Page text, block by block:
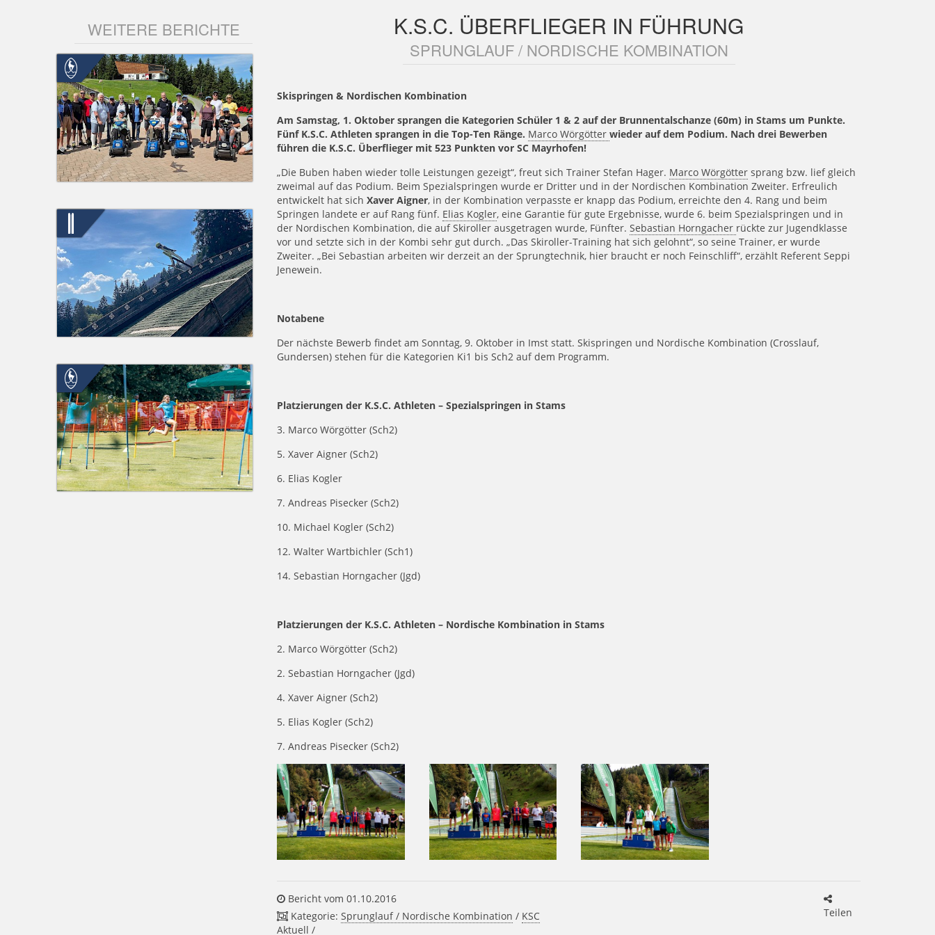
K.S.C. ÜBERFLIEGER IN FÜHRUNG
SPRUNGLAUF / NORDISCHE KOMBINATION
Skispringen & Nordischen Kombination
Am Samstag, 1. Oktober sprangen die Kategorien Schüler 1 & 2 auf der Brunnentalschanze (60m) in Stams um Punkte.
Fünf K.S.C. Athleten sprangen in die Top-Ten Ränge. Marco Wörgötterwieder auf dem Podium. Nach drei Bewerben
führen die K.S.C. Überflieger mit 523 Punkten vor SC Mayrhofen!
„Die Buben haben wieder tolle Leistungen gezeigt“, freut sich Trainer Stefan Hager. Marco Wörgötter sprang bzw. lief gleich
zweimal auf das Podium. Beim Spezialspringen wurde er Dritter und in der Nordischen Kombination Zweiter. Erfreulich
entwickelt hat sichXaver Aigner, in der Kombination verpasste er knapp das Podium, erreichte den 4. Rang und beim
Springen landete er auf Rang fünf. Elias Kogler, eine Garantie für gute Ergebnisse, wurde 6. beim Spezialspringen und in
der Nordischen Kombination, die auf Skiroller ausgetragen wurde, Fünfter.Sebastian Horngacher rückte zur Jugendklasse
vor und setzte sich in der Kombi sehr gut durch. „Das Skiroller-Training hat sich gelohnt“, so seine Trainer, er wurde
Zweiter. „Bei Sebastian arbeiten wir derzeit an der Sprungtechnik, hier braucht er noch Feinschliff“, erzählt Referent Seppi
Jenewein.
Notabene
Der nächste Bewerb findet am Sonntag, 9. Oktober in Imst statt. Skispringen und Nordische Kombination (Crosslauf,
Gundersen) stehen für die Kategorien Ki1 bis Sch2 auf dem Programm.
Platzierungen der K.S.C. Athleten – Spezialspringen in Stams
3. Marco Wörgötter (Sch2)
5. Xaver Aigner (Sch2)
6. Elias Kogler
7. Andreas Pisecker (Sch2)
10. Michael Kogler (Sch2)
12. Walter Wartbichler (Sch1)
14. Sebastian Horngacher (Jgd)
Platzierungen der K.S.C. Athleten – Nordische Kombination in Stams
2. Marco Wörgötter (Sch2)
2. Sebastian Horngacher (Jgd)
4. Xaver Aigner (Sch2)
5. Elias Kogler (Sch2)
7. Andreas Pisecker (Sch2)
Bericht vom 01.10.2016
Kategorie:Sprunglauf / Nordische Kombination / KSC
Aktuell /
Teilen
WEITERE BERICHTE